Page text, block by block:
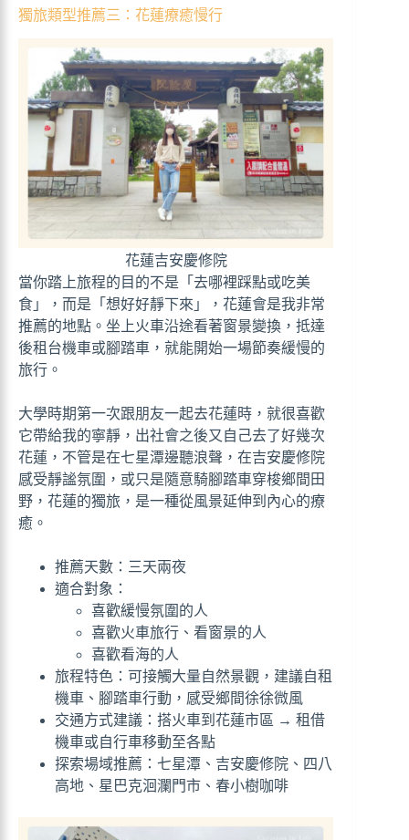
獨旅類型推薦三：花蓮療癒慢行
花蓮吉安慶修院
當你踏上旅程的目的不是「去哪裡踩點或吃美
食」，而是「想好好靜下來」，花蓮會是我非常
推薦的地點。坐上火車沿途看著窗景變換，抵達
後租台機車或腳踏車，就能開始一場節奏緩慢的
旅行。
大學時期第一次跟朋友一起去花蓮時，就很喜歡
它帶給我的寧靜，出社會之後又自己去了好幾次
花蓮，不管是在七星潭邊聽浪聲，在吉安慶修院
感受靜謐氛圍，或只是隨意騎腳踏車穿梭鄉間田
野，花蓮的獨旅，是一種從風景延伸到內心的療
癒。
推薦天數：三天兩夜
適合對象：
喜歡緩慢氛圍的人
喜歡火車旅行、看窗景的人
喜歡看海的人
旅程特色：可接觸大量自然景觀，建議自租
機車、腳踏車行動，感受鄉間徐徐微風
交通方式建議：搭火車到花蓮市區 → 租借
機車或自行車移動至各點
探索場域推薦：七星潭、吉安慶修院、四八
高地、星巴克洄瀾門市、春小樹咖啡